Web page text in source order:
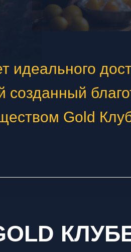
идеального
созданный
Gold